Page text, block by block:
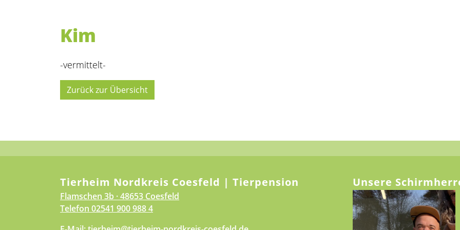
Kim
-vermittelt-
Zurück zur Übersicht
Tierheim Nordkreis Coesfeld | Tierpension
Flamschen 3b · 48653 Coesfeld
Telefon 02541 900 988 4
Unsere